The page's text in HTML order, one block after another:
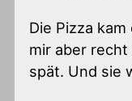
Die Pizza
mir aber
spät. Und sie